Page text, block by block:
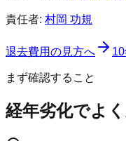
責任者: 村岡 功規
退去費用の見方へ
まず確認すること
経年劣化でよ